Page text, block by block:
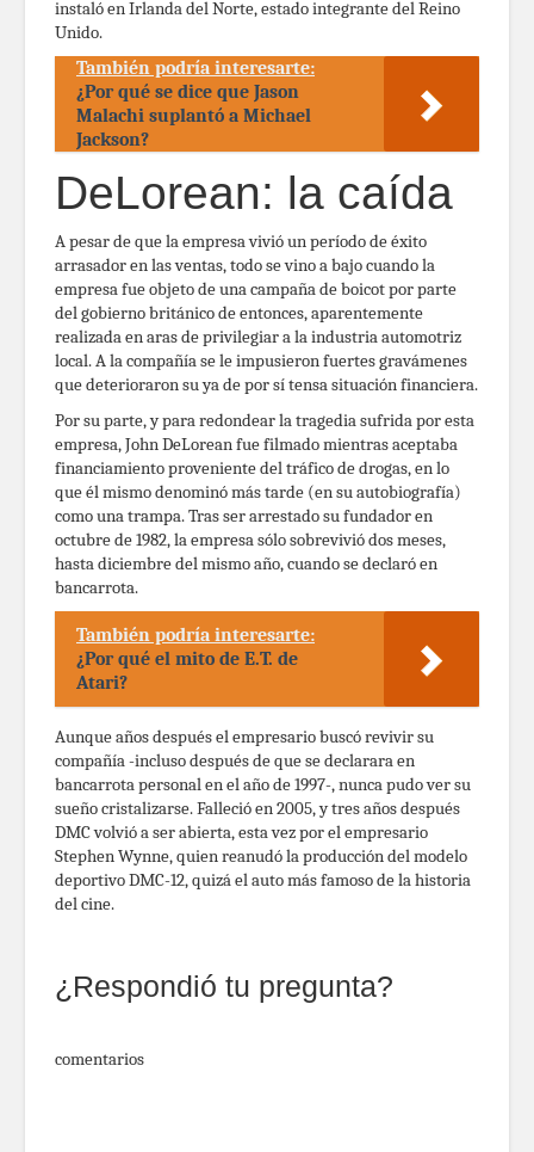
instaló en Irlanda del Norte, estado integrante del Reino
Unido.
También podría interesarte:
¿Por qué se dice que Jason
Malachi suplantó a Michael
Jackson?
DeLorean: la caída
A pesar de que la empresa vivió un período de éxito
arrasador en las ventas, todo se vino a bajo cuando la
empresa fue objeto de una campaña de boicot por parte
del gobierno británico de entonces, aparentemente
realizada en aras de privilegiar a la industria automotriz
local. A la compañía se le impusieron fuertes gravámenes
que deterioraron su ya de por sí tensa situación financiera.
Por su parte, y para redondear la tragedia sufrida por esta
empresa, John DeLorean fue filmado mientras aceptaba
financiamiento proveniente del tráfico de drogas, en lo
que él mismo denominó más tarde (en su autobiografía)
como una trampa. Tras ser arrestado su fundador en
octubre de 1982, la empresa sólo sobrevivió dos meses,
hasta diciembre del mismo año, cuando se declaró en
bancarrota.
También podría interesarte:
¿Por qué el mito de E.T. de
Atari?
Aunque años después el empresario buscó revivir su
compañía -incluso después de que se declarara en
bancarrota personal en el año de 1997-, nunca pudo ver su
sueño cristalizarse. Falleció en 2005, y tres años después
DMC volvió a ser abierta, esta vez por el empresario
Stephen Wynne, quien reanudó la producción del modelo
deportivo DMC-12, quizá el auto más famoso de la historia
del cine.
¿Respondió tu pregunta?
comentarios